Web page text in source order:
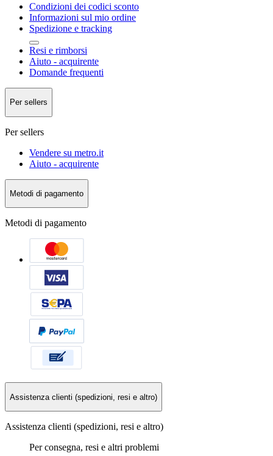
Condizioni dei codici sconto
Informazioni sul mio ordine
Spedizione e tracking
Resi e rimborsi
Aiuto - acquirente
Domande frequenti
Per sellers
Per sellers
Vendere su metro.it
Aiuto - acquirente
Metodi di pagamento
Metodi di pagamento
Assistenza clienti (spedizioni, resi e altro)
Assistenza clienti (spedizioni, resi e altro)
Per consegna, resi e altri problemi